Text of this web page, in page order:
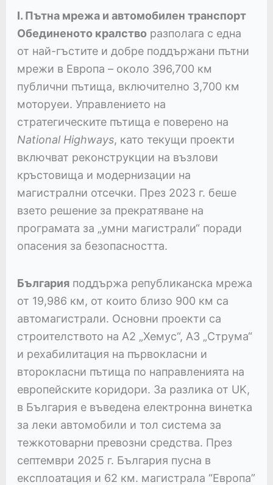
I. Пътна мрежа и автомобилен транспорт
Обединеното кралстворазполага с една
от най-гъстите и добре поддържани пътни
мрежи в Европа – около 396,700 км
публични пътища, включително 3,700 км
моторуеи. Управлението на
стратегическите пътища е поверено на
National Highways, като текущи проекти
включват реконструкции на възлови
кръстовища и модернизации на
магистрални отсечки. През 2023 г. беше
взето решение за прекратяване на
програмата за „умни магистрали“ поради
опасения за безопасността.
Българияподдържа републиканска мрежа
от 19,986 км, от които близо 900 км са
автомагистрали. Основни проекти са
строителството на А2 „Хемус“, А3 „Струма“
и рехабилитация на първокласни и
второкласни пътища по направленията на
европейските коридори. За разлика от UK,
в България е въведена електронна винетка
за леки автомобили и тол система за
тежкотоварни превозни средства. През
септември 2025 г. България пусна в
експлоатация и 62 км. магистрала “Европа”